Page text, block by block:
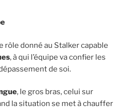
rôle donné au Stalker capable
, à qui l’équipe va confier les
de soi.
, le gros bras, celui sur
la situation se met à chauffer